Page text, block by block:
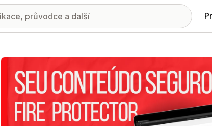
Galerie propagovaných obrázků